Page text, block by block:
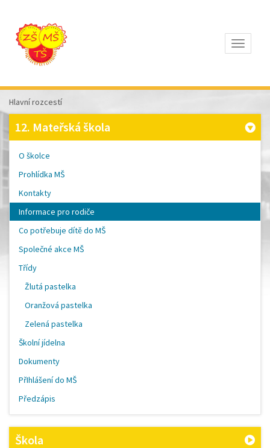
ZÁKLADNÍ
ŠKOLA
TOMÁŠE
ŠOBRA
A
M ATEŘSKÁ
PÍSEK
Hlavní rozcestí
12. Mateřská škola
O školce
Prohlídka MŠ
Kontakty
Informace pro rodiče
Co potřebuje dítě do MŠ
Společné akce MŠ
Třídy
Žlutá pastelka
Oranžová pastelka
Zelená pastelka
Školní jídelna
Dokumenty
PřIhlášení do MŠ
Předzápis
Škola